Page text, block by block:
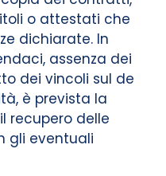
o attestati che
dichiarate. In
assenza dei
dei vincoli sul de
è prevista la
recupero delle
gli eventuali